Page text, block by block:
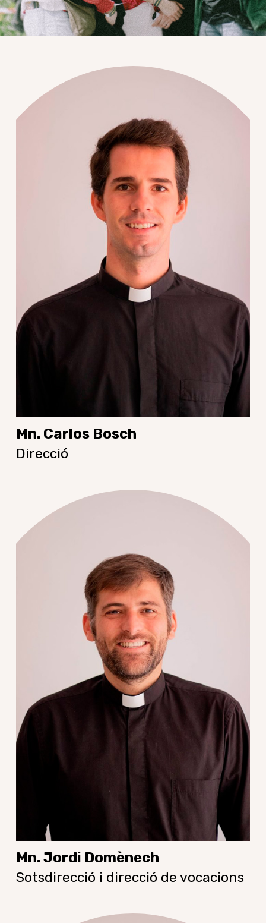
Mn. Carlos Bosch
Direcció
Mn. Jordi Domènech
Sotsdirecció i direcció de vocacions